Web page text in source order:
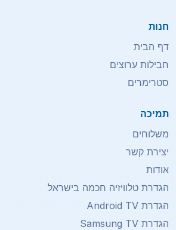
חנות
דף הבית
חבילות ערוצים
סטרימרים
תמיכה
משלוחים
יצירת קשר
אודות
הגדרת טלוויזיה חכמה בישראל
הגדרת Android TV
הגדרת Samsung TV